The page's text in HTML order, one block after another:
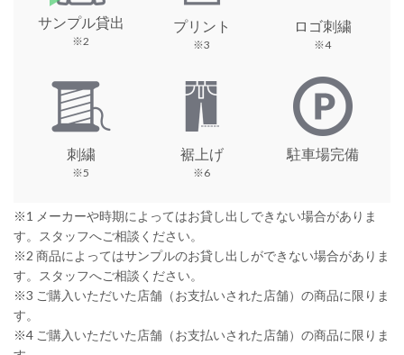
サンプル貸出
※2
プリント
※3
ロゴ刺繍
※4
刺繍
※5
裾上げ
※6
駐車場完備
※1 メーカーや時期によってはお貸し出しできない場合がありま
す。スタッフへご相談ください。
※2 商品によってはサンプルのお貸し出しができない場合がありま
す。スタッフへご相談ください。
※3 ご購入いただいた店舗（お支払いされた店舗）の商品に限りま
す。
※4 ご購入いただいた店舗（お支払いされた店舗）の商品に限りま